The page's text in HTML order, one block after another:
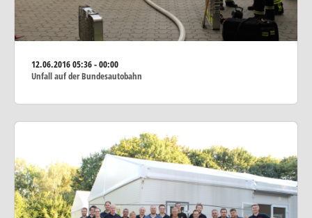
12.06.201605:36 - 00:00
Unfall auf der Bundesautobahn